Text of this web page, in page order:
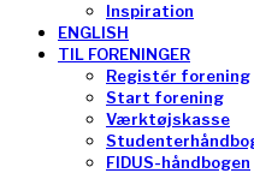
Inspiration
ENGLISH
TIL FORENINGER
Registér forening
Start forening
Værktøjskasse
FIDUS-håndbogen